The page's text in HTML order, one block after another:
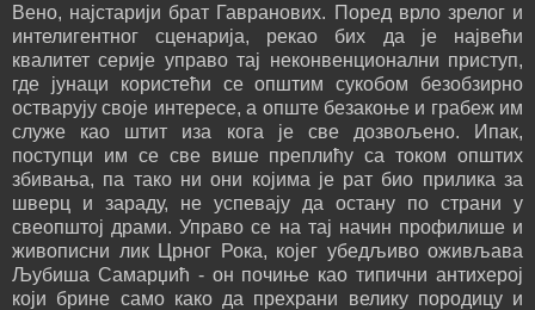
Вено, најстарији брат Гавранових. Поред врло зрелог и
интелигентног сценарија, рекао бих да је највећи
квалитет серије управо тај неконвенционални приступ,
где јунаци користећи се општим сукобом безобзирно
остварују своје интересе, а опште безакоње и грабеж им
служе као штит иза кога је све дозвољено. Ипак,
поступци им се све више преплићу са током општих
збивања, па тако ни они којима је рат био прилика за
шверц и зараду, не успевају да остану по страни у
свеопштој драми. Управо се на тај начин профилише и
живописни лик Црног Рока, којег убедљиво оживљава
Љубиша Самарџић - он почиње као типични антихерој
који брине само како да прехрани велику породицу и